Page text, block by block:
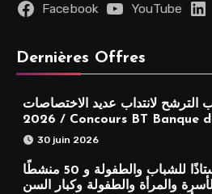
Facebook YouTube
Dernières Offres
الترشح لانتداب عديد الاختصاصات
2026 / Concours BT
30 juin 2026
مناظرة انتداب 120 أستاذًا للشباب والطفولة و 50 منشطًا
والمرأة والطفولة وكبار السن